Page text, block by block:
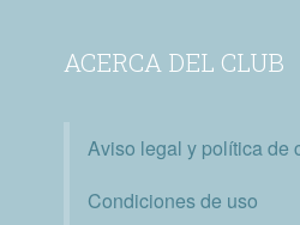
ACERCA DEL CLUB
Aviso legal y política de
Condiciones de uso